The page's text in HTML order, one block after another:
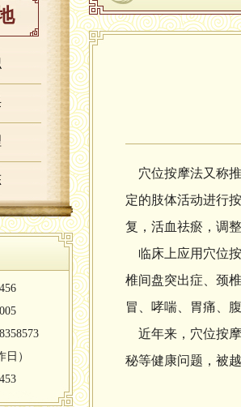
日）
穴位按摩法又称
定的肢体活动进行
复，活血祛瘀，调
临床上应用穴位
椎间盘突出症、颈
冒、哮喘、胃痛、
近年来，穴位按
秘等健康问题，被